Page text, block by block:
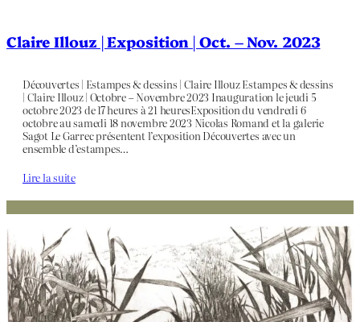
Claire Illouz | Exposition | Oct. – Nov. 2023
Découvertes | Estampes & dessins | Claire Illouz Estampes & dessins
| Claire Illouz | Octobre – Novembre 2023 Inauguration le jeudi 5
octobre 2023 de 17 heures à 21 heuresExposition du vendredi 6
octobre au samedi 18 novembre 2023 Nicolas Romand et la galerie
Sagot Le Garrec présentent l’exposition Découvertes avec un
ensemble d’estampes…
Lire la suite